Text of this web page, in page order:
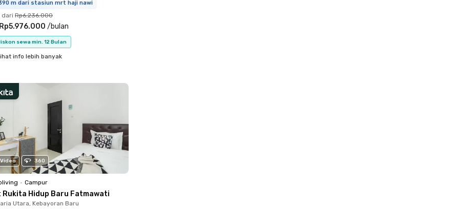
m dari stasiun mrt haji nawi
dari Rp6.236.000
Rp5.976.000 /bulan
sewa min. 12 Bulan
info lebih banyak
Video 360
• Campur
Rukita Hidup Baru Fatmawati
Utara, Kebayoran Baru